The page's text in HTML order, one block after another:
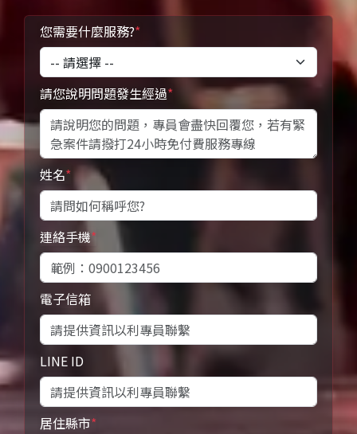
您需要什麼服務?*
請您說明問題發生經過*
姓名*
連絡手機*
電子信箱
LINE ID
居住縣市*